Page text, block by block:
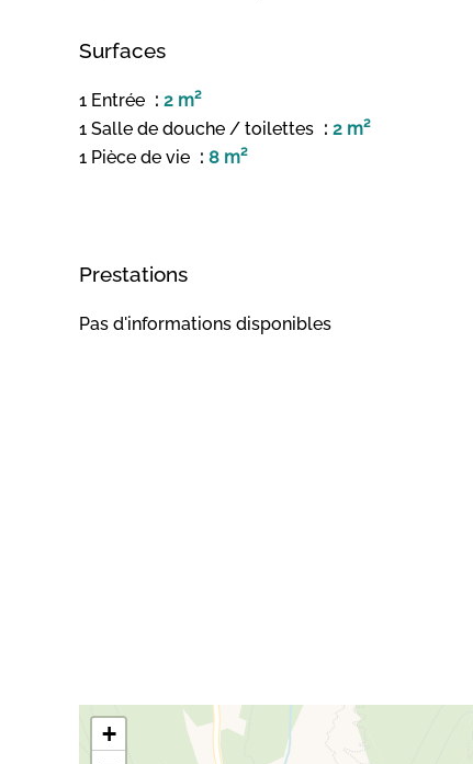
Surfaces
1 Entrée
2 m²
1 Salle de douche / toilettes
2 m²
1 Pièce de vie
8 m²
Prestations
Pas d'informations disponibles
+